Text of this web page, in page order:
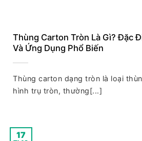
Thùng Carton Tròn Là Gì? Đặc
Và Ứng Dụng Phổ Biến
Thùng carton dạng tròn là loại
hình trụ tròn, thường[...]
17